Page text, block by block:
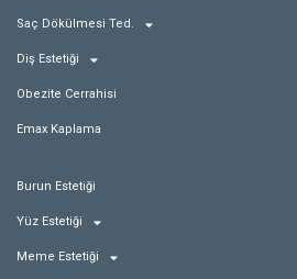
Saç Dökülmesi Ted.
Diş Estetiği
Obezite Cerrahisi
Emax Kaplama
Burun Estetiği
Yüz Estetiği
Meme Estetiği